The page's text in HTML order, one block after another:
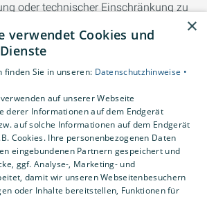
oder technischer Einschränkung zu
unter
tag-
consent?
.
personenbezogenen Daten erfolgt
Interesses nach Art. 6 Abs.
×
verwendet Cookies und
Sie in unseren: Datenschutzhinweise •
auf unserer Webseite
derer Informationen auf dem Endgerät
auf solche Informationen auf dem Endgerät
Cookies. Ihre personenbezogenen Daten
eingebundenen Partnern gespeichert und
ggf. Analyse-, Marketing- und
damit wir unseren Webseitenbesuchern
oder Inhalte bereitstellen, Funktionen für